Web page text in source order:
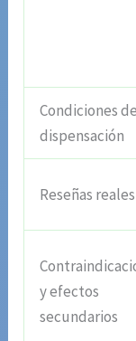
Condiciones de
dispensación
Reseñas reales
y efectos
secundarios